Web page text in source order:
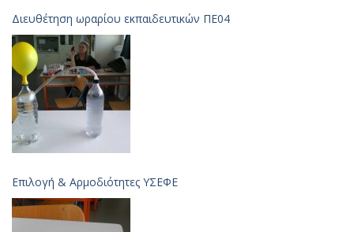
Διευθέτηση ωραρίου εκπαιδευτικών ΠΕ04
Επιλογή & Aρμοδιότητες ΥΣΕΦΕ